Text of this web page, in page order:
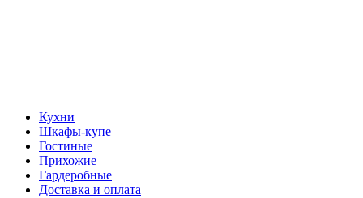
Кухни
Шкафы-купе
Гостиные
Прихожие
Гардеробные
Доставка и оплата